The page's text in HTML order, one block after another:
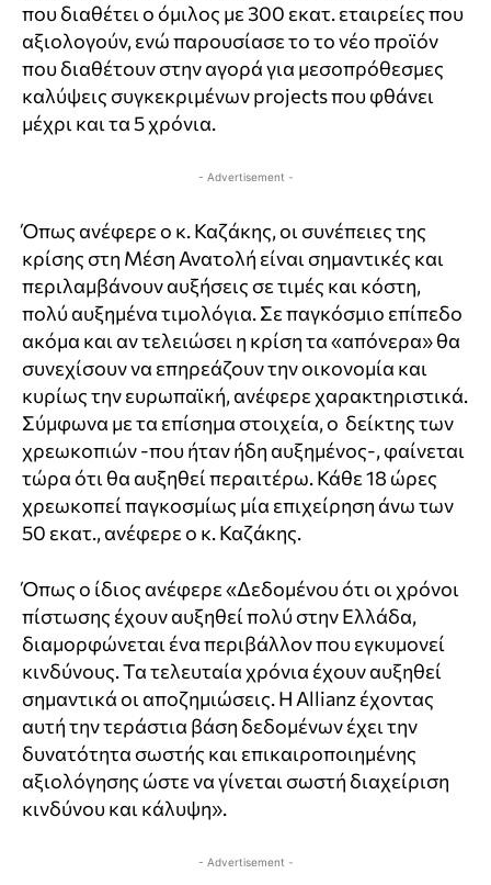
που διαθέτει ο όμιλος με 300 εκατ. εταιρείες που
αξιολογούν, ενώ παρουσίασε το το νέο προϊόν
που διαθέτουν στην αγορά για μεσοπρόθεσμες
καλύψεις συγκεκριμένωνprojectsπου φθάνει
μέχρι και τα 5 χρόνια.
- Advertisement -
Όπως ανέφερε ο κ. Καζάκης, οι συνέπειες της
κρίσης στη Μέση Ανατολή είναι σημαντικές και
περιλαμβάνουν αυξήσεις σε τιμές και κόστη,
πολύ αυξημένα τιμολόγια. Σε παγκόσμιο επίπεδο
ακόμα και αν τελειώσει η κρίση τα «απόνερα» θα
συνεχίσουν να επηρεάζουν την οικονομία και
κυρίως την ευρωπαϊκή, ανέφερε χαρακτηριστικά.
Σύμφωνα με τα επίσημα στοιχεία, ο δείκτης των
χρεωκοπιών -που ήταν ήδη αυξημένος-, φαίνεται
τώρα ότι θα αυξηθεί περαιτέρω. Κάθε 18 ώρες
χρεωκοπεί παγκοσμίως μία επιχείρηση άνω των
50 εκατ., ανέφερε ο κ. Καζάκης.
Όπως ο ίδιος ανέφερε «Δεδομένου ότι οι χρόνοι
πίστωσης έχουν αυξηθεί πολύ στην Ελλάδα,
διαμορφώνεται ένα περιβάλλον που εγκυμονεί
κινδύνους. Τα τελευταία χρόνια έχουν αυξηθεί
σημαντικά οι αποζημιώσεις. Η Allianz έχοντας
αυτή την τεράστια βάση δεδομένων έχει την
δυνατότητα σωστής και επικαιροποιημένης
αξιολόγησης ώστε να γίνεται σωστή διαχείριση
κινδύνου και κάλυψη».
- Advertisement -